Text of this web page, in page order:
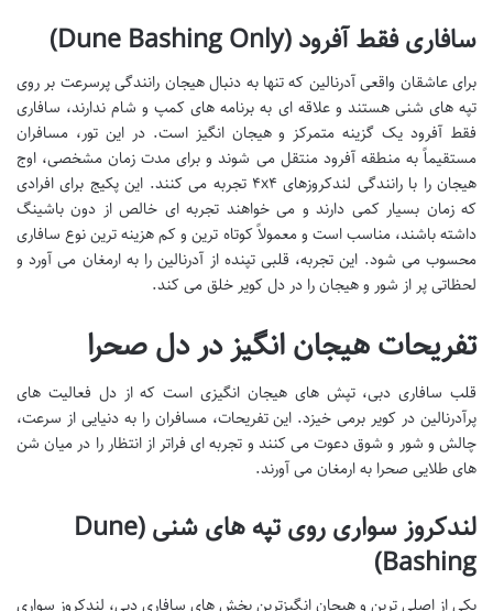
سافاری فقط آفرود (Dune Bashing Only)
برای عاشقان واقعی آدرنالین که تنها به دنبال هیجان رانندگی پرسرعت بر روی
تپه های شنی هستند و علاقه ای به برنامه های کمپ و شام ندارند، سافاری
فقط آفرود یک گزینه متمرکز و هیجان انگیز است. در این تور، مسافران
مستقیماً به منطقه آفرود منتقل می شوند و برای مدت زمان مشخصی، اوج
هیجان را با رانندگی لندکروزهای ۴x۴ تجربه می کنند. این پکیج برای افرادی
که زمان بسیار کمی دارند و می خواهند تجربه ای خالص از دون باشینگ
داشته باشند، مناسب است و معمولاً کوتاه ترین و کم هزینه ترین نوع سافاری
محسوب می شود. این تجربه، قلبی تپنده از آدرنالین را به ارمغان می آورد و
لحظاتی پر از شور و هیجان را در دل کویر خلق می کند.
تفریحات هیجان انگیز در دل صحرا
قلب سافاری دبی، تپش های هیجان انگیزی است که از دل فعالیت های
پرآدرنالین در کویر برمی خیزد. این تفریحات، مسافران را به دنیایی از سرعت،
چالش و شور و شوق دعوت می کنند و تجربه ای فراتر از انتظار را در میان شن
های طلایی صحرا به ارمغان می آورند.
لندکروز سواری روی تپه های شنی (Dune
Bashing)
یکی از اصلی ترین و هیجان انگیزترین بخش های سافاری دبی، لندکروز سواری